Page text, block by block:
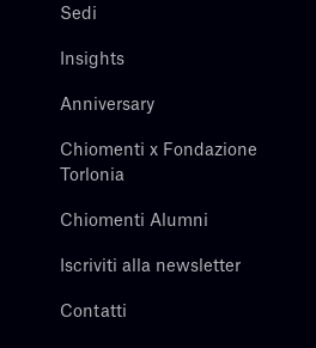
Sedi
Insights
Anniversary
Chiomenti x Fondazione
Torlonia
Chiomenti Alumni
Iscriviti alla newsletter
Contatti